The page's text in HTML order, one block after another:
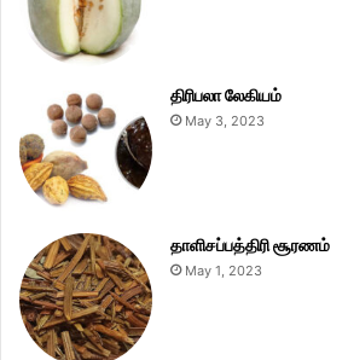
திரிபலா லேகியம்
May 3, 2023
தாளிசப்பத்திரி சூரணம்
May 1, 2023